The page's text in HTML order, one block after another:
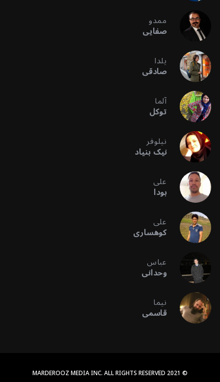
ممدو
صفایی
یلدا
صادقی
آلما
توکل
نیلوفر
نیک بنیاد
علی
بودا
علی
کوهساری
عباس
وحدانی
نیما
قاسمی
© 2021 MARDEROOZ MEDIA INC. ALL RIGHTS RESERVED